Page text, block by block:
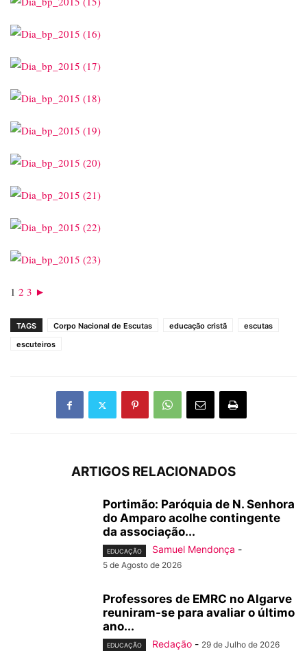
1 2 3 ►
TAGS Corpo Nacional de Escutas educação cristã
escutas
escuteiros
ARTIGOS RELACIONADOS
Portimão: Paróquia de N. Senhora
do Amparo acolhe contingente
da associação...
EDUCAÇÃO Samuel Mendonça -
5 de Agosto de 2026
Professores de EMRC no Algarve
reuniram-se para avaliar o último
ano...
EDUCAÇÃO Redação - 29 de Julho de 2026